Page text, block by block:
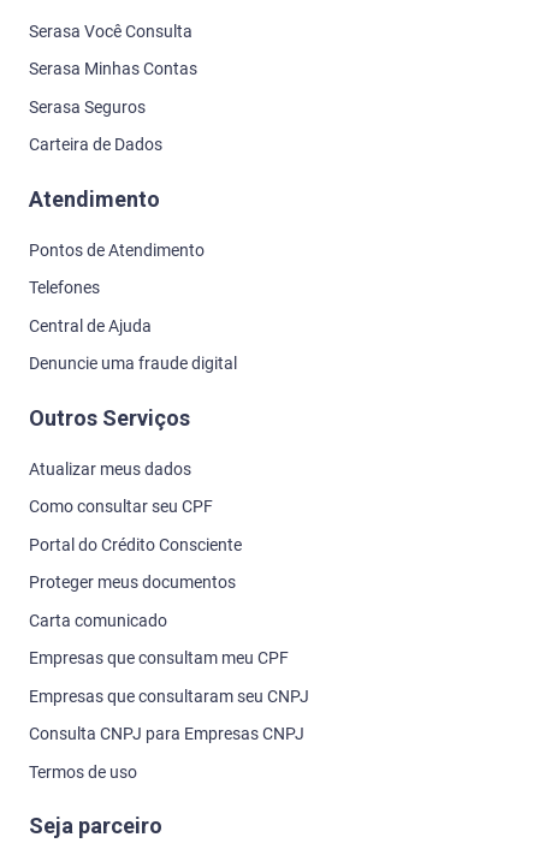
Outros Serviços
Proteger meus documentos
Carta comunicado
Empresas que consultam meu CPF
Empresas que consultaram seu CNPJ
Consulta CNPJ para Empresas CNPJ
Seja parceiro Serasa
Seja parceiro Serasa Crédito